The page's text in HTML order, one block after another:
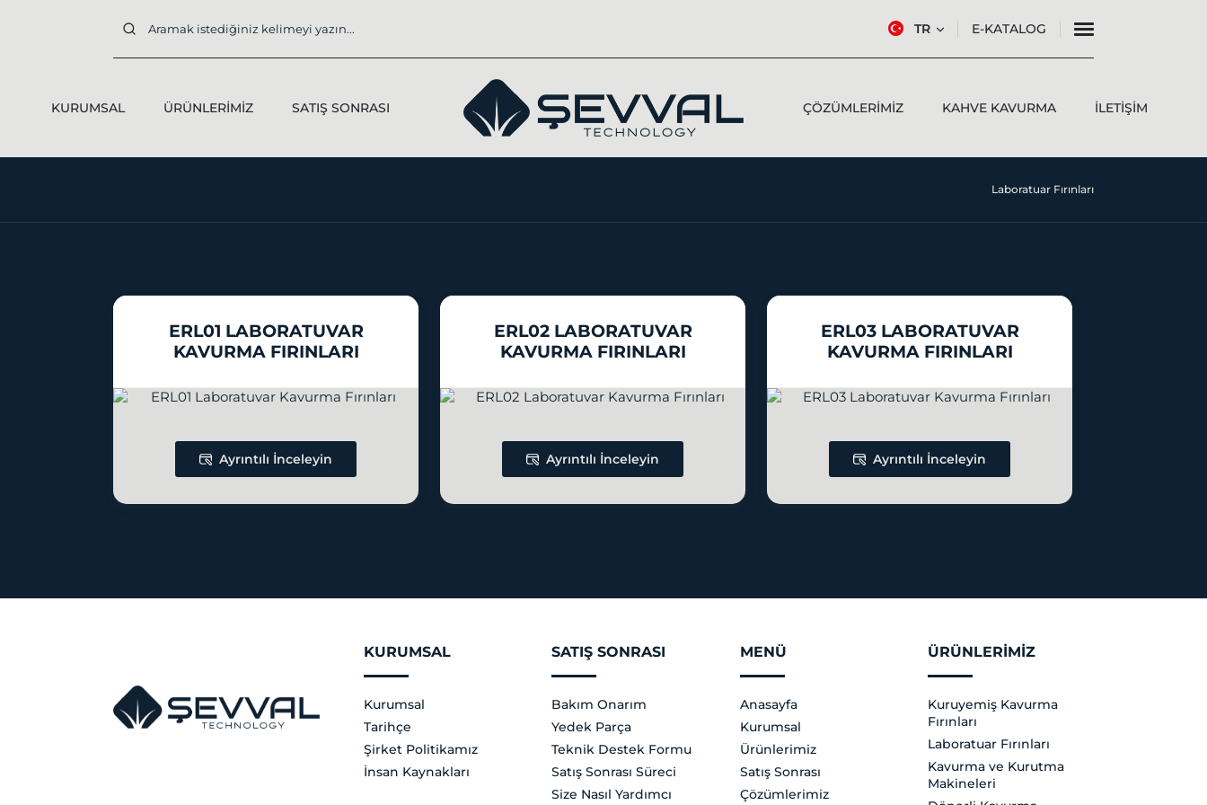
TR E-KATALOG
KURUMSAL ÜRÜNLERIMIZ SATIŞ SONRASI ÇÖZÜMLERIMIZ KAHVE KAVURMA İLETIŞIM
Laboratuar Fırınları
ERL01 LABORATUVAR
KAVURMA FIRINLARI
Ayrıntılı İnceleyin
ERL02 LABORATUVAR
KAVURMA FIRINLARI
Ayrıntılı İnceleyin
ERL03 LABORATUVAR
KAVURMA FIRINLARI
Ayrıntılı İnceleyin
KURUMSAL
Kurumsal
Tarihçe
Şirket Politikamız
İnsan Kaynakları
SATIŞ SONRASI
Bakım Onarım
Yedek Parça
Teknik Destek Formu
Satış Sonrası Süreci
Size Nasıl Yardımcı
MENÜ
Anasayfa
Kurumsal
Ürünlerimiz
Satış Sonrası
Çözümlerimiz
ÜRÜNLERIMIZ
Kuruyemiş Kavurma
Fırınları
Laboratuar Fırınları
Kavurma ve Kurutma
Makineleri